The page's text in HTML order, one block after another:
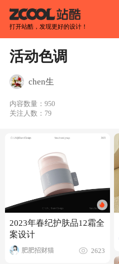
打开站酷，发现更好的设计！
活动色调
chen生
内容数量：950
关注人数： 79
2023年春纪护肤品12霜全
案设计
肥肥招财猫 2623